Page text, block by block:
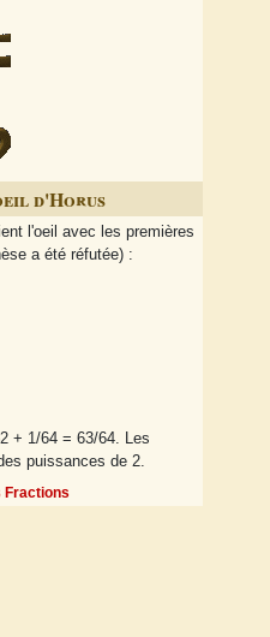
d'Horus
l'oeil avec les premières
a été réfutée) :
+ 1/64 = 63/64. Les
puissances de 2.
Fractions